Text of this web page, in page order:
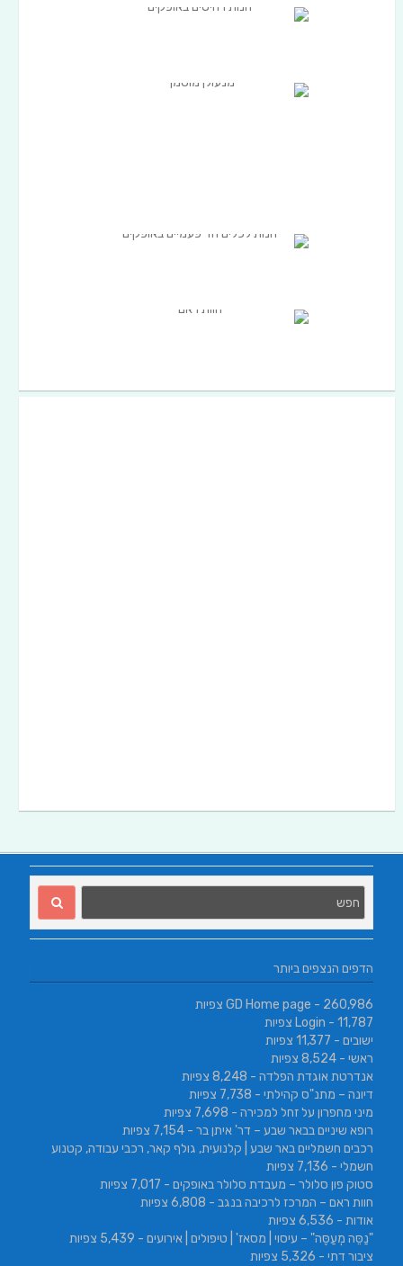
הדפים הנצפים ביותר
GD Home page - 260,986 צפיות
Login - 11,787 צפיות
ישובים - 11,377 צפיות
ראשי - 8,524 צפיות
אנדרטת אוגדת הפלדה - 8,248 צפיות
דיונה – מתנ"ס קהילתי - 7,738 צפיות
מיני מחפרון על זחל למכירה - 7,698 צפיות
רופא שיניים בבאר שבע – דר' איתן בר - 7,154 צפיות
רכבים חשמליים באר שבע | קלנועית, גולף קאר, רכבי עבודה, קטנוע
חשמלי - 7,136 צפיות
סטוק פון סלולר – מעבדת סלולר באופקים - 7,017 צפיות
חוות ראם – המרכז לרכיבה בנגב - 6,808 צפיות
אודות - 6,536 צפיות
"נַסֵּה מְעַסֶּה" – עיסוי | מסאז' | טיפולים | אירועים - 5,439 צפיות
ציבור דתי - 5,326 צפיות